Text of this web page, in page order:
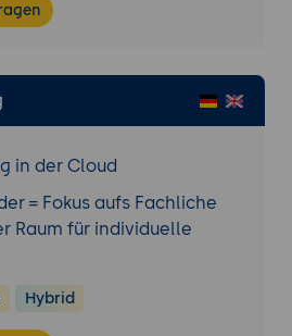
in der Cloud
= Fokus aufs Fachliche
Raum für individuelle
Hybrid